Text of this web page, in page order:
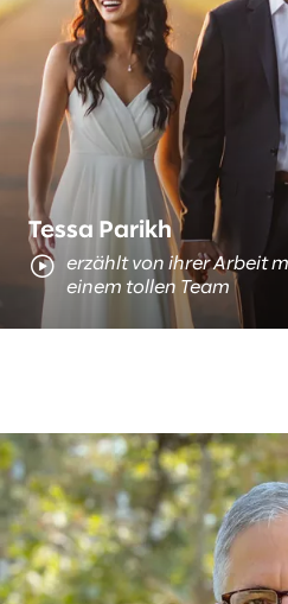
Das ist Tessa
Tessa Parikh
erzählt von ihrer Arbeit
einem tollen Team